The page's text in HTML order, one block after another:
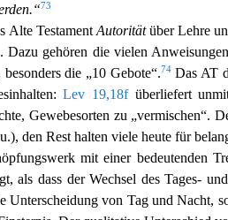
“73
Alte Testament Autoritätüber Lehre
Dazu gehören die vielen Anweis
besondersdie „10 Gebote“.74Das AT
Lev 19,18füberliefert
Gewebesorten zu „vermischen“.
den Rest halten viele heute für
mit einer bedeutenden
als dass der Wechsel des Tages-
Unterscheidung von Tag und Nacht,